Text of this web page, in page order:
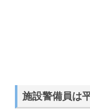
施設警備員は